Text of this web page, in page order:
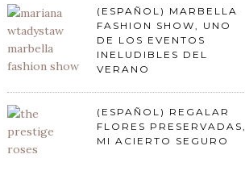
(ESPAÑOL) MARBELLA
FASHION SHOW, UNO
DE LOS EVENTOS
INELUDIBLES DEL
VERANO
(ESPAÑOL) REGALAR
FLORES PRESERVADAS,
MI ACIERTO SEGURO